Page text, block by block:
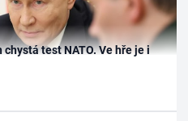
test NATO. Ve hře je i